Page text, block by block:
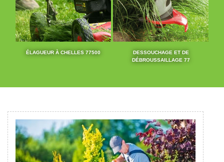
ÉLAGUEUR À CHELLES 77500
DESSOUCHAGE ET DE
DÉBROUSSAILLAGE 77